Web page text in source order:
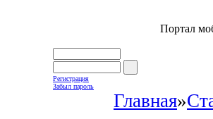
Портал
Регистрация
Забыл пароль
Главная»